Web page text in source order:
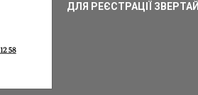
ДЛЯ РЕЄСТРАЦІЇ